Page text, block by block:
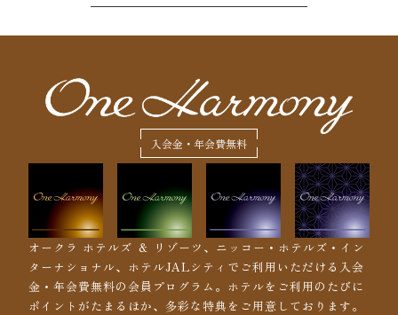
入会金・年会費無料
オークラ ホテルズ ＆ リゾーツ、ニッコー・ホテルズ・イン
ターナショナル、ホテルJALシティでご利用いただける入会
金・年会費無料の会員プログラム。ホテルをご利用のたびに
ポイントがたまるほか、多彩な特典をご用意しております。